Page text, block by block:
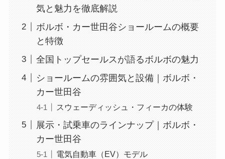
気と魅力を徹底解説
ボルボ・カー世田谷ショールームの概要
と特徴
全国トップセールスが語るボルボの魅力
ショールームの雰囲気と設備｜ボルボ・
カー世田谷
スウェーディッシュ・フィーカの体験
展示・試乗車のラインナップ｜ボルボ・
カー世田谷
電気自動車（EV）モデル